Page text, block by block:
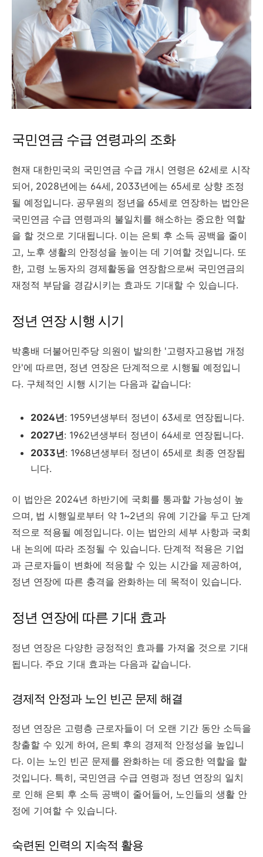
국민연금 수급 연령과의 조화
현재 대한민국의 국민연금 수급 개시 연령은 62세로 시작
되어, 2028년에는 64세, 2033년에는 65세로 상향 조정
될 예정입니다. 공무원의 정년을 65세로 연장하는 법안은
국민연금 수급 연령과의 불일치를 해소하는 중요한 역할
을 할 것으로 기대됩니다. 이는 은퇴 후 소득 공백을 줄이
고, 노후 생활의 안정성을 높이는 데 기여할 것입니다. 또
한, 고령 노동자의 경제활동을 연장함으로써 국민연금의
재정적 부담을 경감시키는 효과도 기대할 수 있습니다.
정년 연장 시행 시기
박홍배 더불어민주당 의원이 발의한 '고령자고용법 개정
안'에 따르면, 정년 연장은 단계적으로 시행될 예정입니
다. 구체적인 시행 시기는 다음과 같습니다:
2024년: 1959년생부터 정년이 63세로 연장됩니다.
2027년: 1962년생부터 정년이 64세로 연장됩니다.
2033년: 1968년생부터 정년이 65세로 최종 연장됩
니다.
이 법안은 2024년 하반기에 국회를 통과할 가능성이 높
으며, 법 시행일로부터 약 1~2년의 유예 기간을 두고 단계
적으로 적용될 예정입니다. 이는 법안의 세부 사항과 국회
내 논의에 따라 조정될 수 있습니다. 단계적 적용은 기업
과 근로자들이 변화에 적응할 수 있는 시간을 제공하여,
정년 연장에 따른 충격을 완화하는 데 목적이 있습니다.
정년 연장에 따른 기대 효과
정년 연장은 다양한 긍정적인 효과를 가져올 것으로 기대
됩니다. 주요 기대 효과는 다음과 같습니다.
경제적 안정과 노인 빈곤 문제 해결
정년 연장은 고령층 근로자들이 더 오랜 기간 동안 소득을
창출할 수 있게 하여, 은퇴 후의 경제적 안정성을 높입니
다. 이는 노인 빈곤 문제를 완화하는 데 중요한 역할을 할
것입니다. 특히, 국민연금 수급 연령과 정년 연장의 일치
로 인해 은퇴 후 소득 공백이 줄어들어, 노인들의 생활 안
정에 기여할 수 있습니다.
숙련된 인력의 지속적 활용